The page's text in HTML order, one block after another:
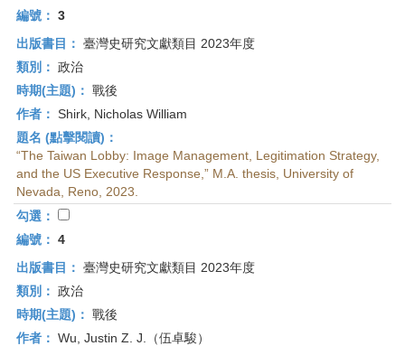
編號： 3
出版書目： 臺灣史研究文獻類目 2023年度
類別： 政治
時期(主題)： 戰後
作者： Shirk, Nicholas William
題名 (點擊閱讀)：
“The Taiwan Lobby: Image Management, Legitimation Strategy,
and the US Executive Response,” M.A. thesis, University of
Nevada, Reno, 2023.
勾選：
編號： 4
出版書目： 臺灣史研究文獻類目 2023年度
類別： 政治
時期(主題)： 戰後
作者： Wu, Justin Z. J.（伍卓駿）